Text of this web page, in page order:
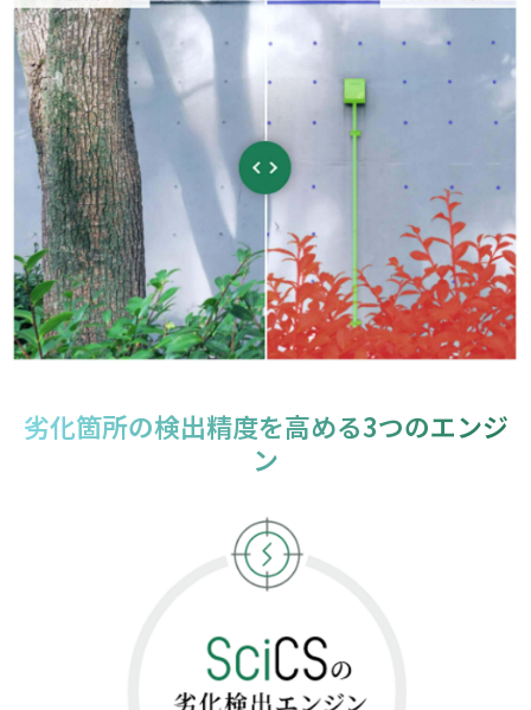
劣化箇所の検出精度を高める3つのエンジ
ン